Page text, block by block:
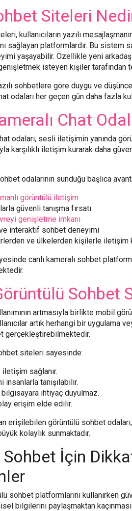
Siteleri
kullanıcıların yazılı
sağlayan platformlardır. Bu sistem
yaşayabilir. Özellikle yeni
isteyen kişiler tarafından
sohbetlere göre duygu ve
odaları her geçen gün daha fazla
Chat
odaları, sesli iletişimin yanında
karşılıklı iletişim kurarak daha
odalarının sunduğu başlıca
görüntülü iletişim
güvenli tanışma fırsatı
genişletme imkanı
interaktif sohbet deneyimi
ve ülkelerden kişilerle iletişim
canlı kameralı sohbet
Sohbet
artmasıyla birlikte mobil
artık herhangi bir uygulama
gerçekleştirebilmektedir.
siteleri sayesinde:
sağlanır.
insanlarla tanışılabilir.
ihtiyaç duyulmaz.
erişim elde edilir.
erişilebilen görüntülü sohbet
kolaylık sunmaktadır.
Sohbet İçin
sohbet platformlarını kullanırken
bilgilerini paylaşmaktan